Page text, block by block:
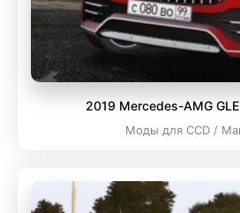
2019 Mercedes-AMG
Моды для CCD /